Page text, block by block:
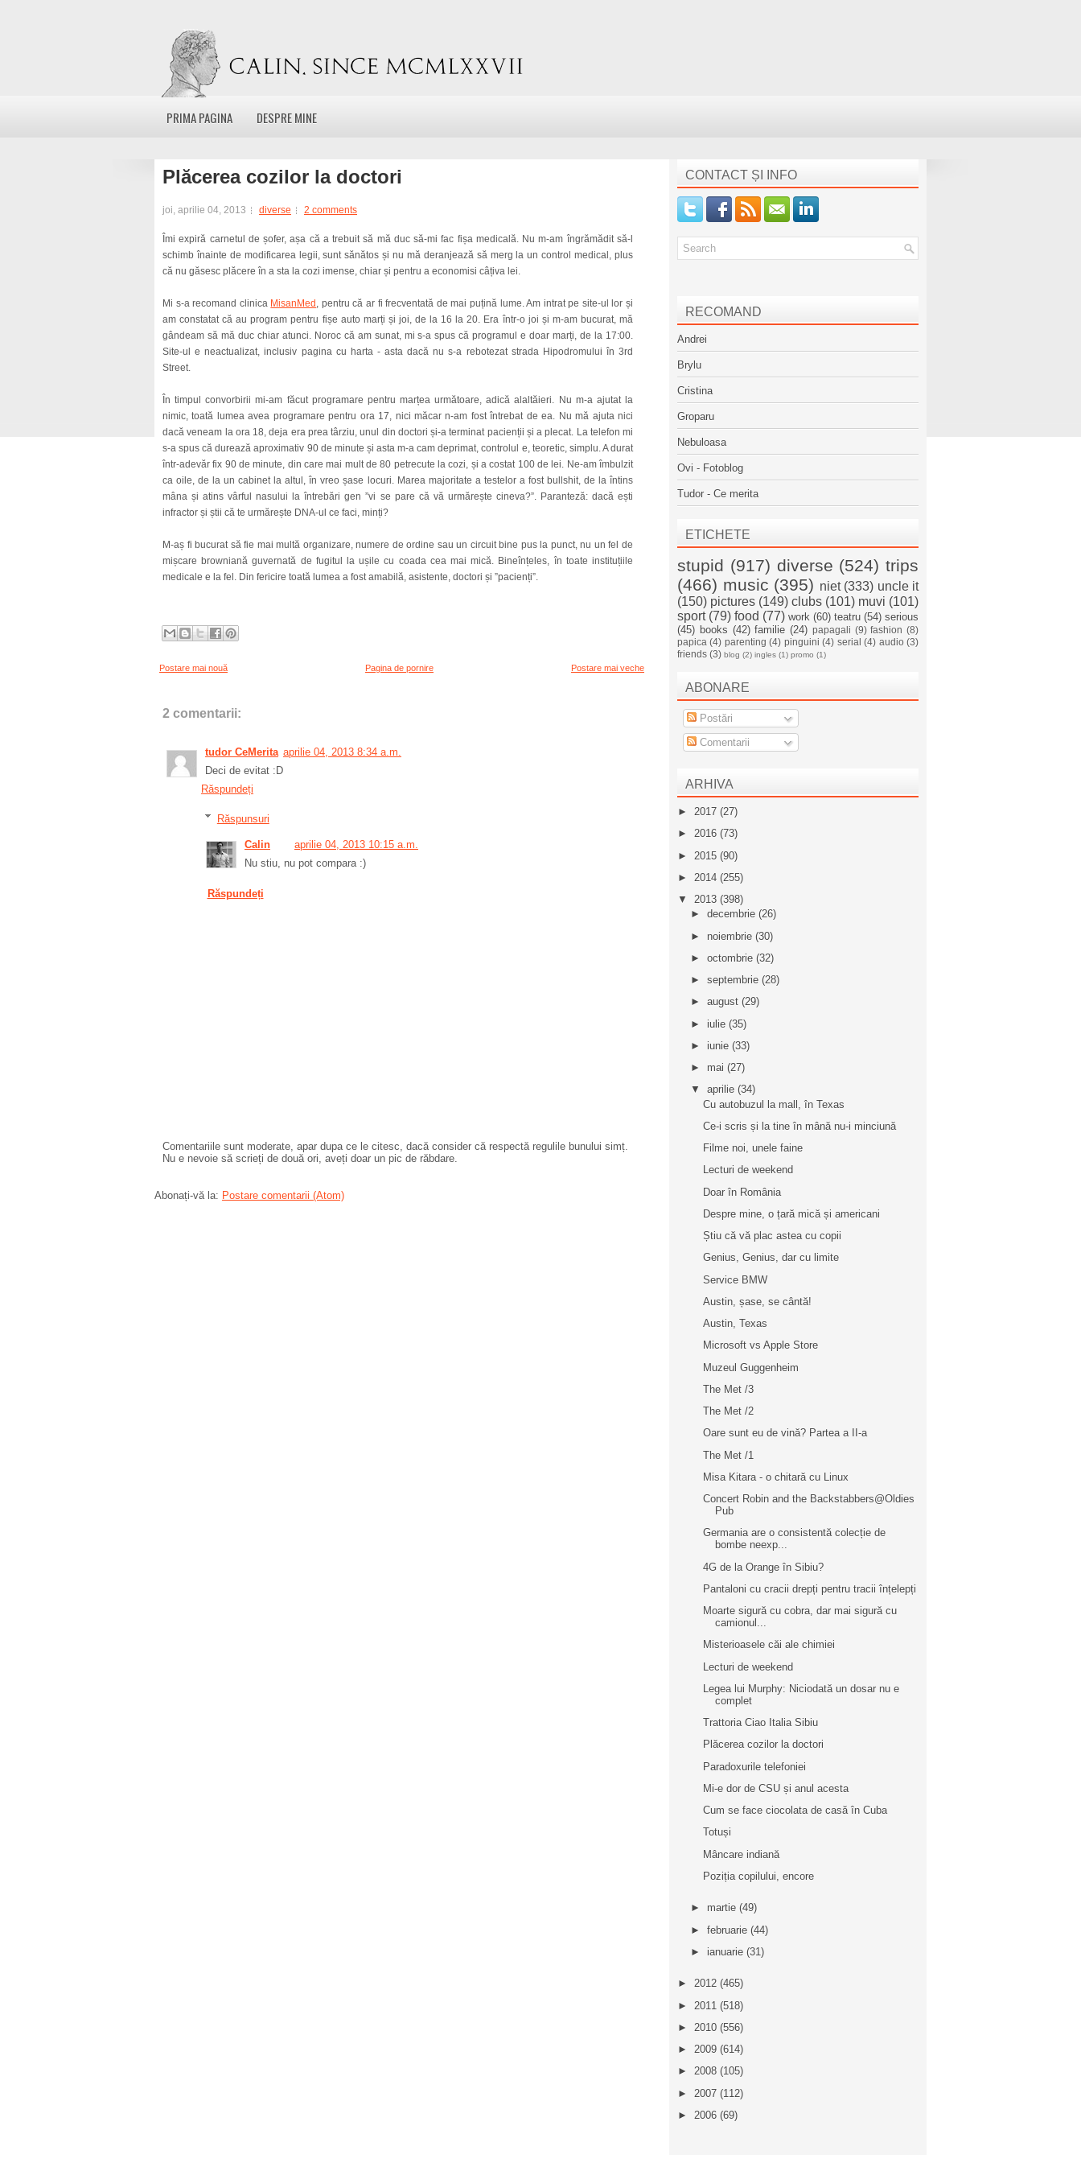
PRIMA PAGINA DESPRE MINE
Plăcerea cozilor la doctori
joi, aprilie 04, 2013 diverse 2 comments
Îmi expiră carnetul de șofer, așa că a trebuit să mă duc să-mi fac fișa medicală. Nu m-am îngrămădit să-l
schimb înainte de modificarea legii, sunt sănătos și nu mă deranjează să merg la un control medical, plus
că nu găsesc plăcere în a sta la cozi imense, chiar și pentru a economisi câțiva lei.
Mi s-a recomand clinica MisanMed , pentru că ar fi frecventată de mai puțină lume. Am intrat pe site-ul lor și
am constatat că au program pentru fișe auto marți și joi, de la 16 la 20. Era într-o joi și m-am bucurat, mă
gândeam să mă duc chiar atunci. Noroc că am sunat, mi s-a spus că programul e doar marți, de la 17:00.
Site-ul e neactualizat, inclusiv pagina cu harta - asta dacă nu s-a rebotezat strada Hipodromului în 3rd
Street.
În timpul convorbirii mi-am făcut programare pentru marțea următoare, adică alaltăieri. Nu m-a ajutat la
nimic, toată lumea avea programare pentru ora 17, nici măcar n-am fost întrebat de ea. Nu mă ajuta nici
dacă veneam la ora 18, deja era prea târziu, unul din doctori și-a terminat pacienții și a plecat. La telefon mi
s-a spus că durează aproximativ 90 de minute și asta m-a cam deprimat, controlul e, teoretic, simplu. A durat
într-adevăr fix 90 de minute, din care mai mult de 80 petrecute la cozi, și a costat 100 de lei. Ne-am îmbulzit
ca oile, de la un cabinet la altul, în vreo șase locuri. Marea majoritate a testelor a fost bullshit, de la întins
mâna și atins vârful nasului la întrebări gen ”vi se pare că vă urmărește cineva?”. Paranteză: dacă ești
infractor și știi că te urmărește DNA-ul ce faci, minți?
M-aș fi bucurat să fie mai multă organizare, numere de ordine sau un circuit bine pus la punct, nu un fel de
mișcare browniană guvernată de fugitul la ușile cu coada cea mai mică. Bineînțeles, în toate instituțiile
medicale e la fel. Din fericire toată lumea a fost amabilă, asistente, doctori și ”pacienți”.
Postare mai nouă Postare mai veche
Pagina de pornire
2 comentarii:
tudor CeMerita aprilie 04, 2013 8:34 a.m.
Deci de evitat :D
Răspundeți
Răspunsuri
Calin
aprilie 04, 2013 10:15 a.m.
Nu stiu, nu pot compara :)
Răspundeți
Comentariile sunt moderate, apar dupa ce le citesc, dacă consider că respectă regulile bunului simț.
Nu e nevoie să scrieți de două ori, aveți doar un pic de răbdare.
Abonați-vă la: Postare comentarii (Atom)
CONTACT ȘI INFO
RECOMAND
Andrei
Brylu
Cristina
Groparu
Nebuloasa
Ovi - Fotoblog
Tudor - Ce merita
ETICHETE
stupid (917) diverse (524) trips
(466) music (395) niet (333) uncle it
(150) pictures (149) clubs (101) muvi (101)
sport (79) food (77) work (60) teatru (54) serious
(45) books (42) familie (24) papagali (9) fashion (8)
papica (4) parenting (4) pinguini (4) serial (4) audio (3)
friends (3) blog (2) ingles (1) promo (1)
ABONARE
Postări
Comentarii
ARHIVA
► 2017 (27)
► 2016 (73)
► 2015 (90)
► 2014 (255)
▼ 2013 (398)
► decembrie (26)
► noiembrie (30)
► octombrie (32)
► septembrie (28)
► august (29)
► iulie (35)
► iunie (33)
► mai (27)
▼ aprilie (34)
Cu autobuzul la mall, în Texas
Ce-i scris și la tine în mână nu-i minciună
Filme noi, unele faine
Lecturi de weekend
Doar în România
Despre mine, o țară mică și americani
Știu că vă plac astea cu copii
Genius, Genius, dar cu limite
Service BMW
Austin, șase, se cântă!
Austin, Texas
Microsoft vs Apple Store
Muzeul Guggenheim
The Met /3
The Met /2
Oare sunt eu de vină? Partea a II-a
The Met /1
Misa Kitara - o chitară cu Linux
Concert Robin and the Backstabbers@Oldies
Pub
Germania are o consistentă colecție de
bombe neexp...
4G de la Orange în Sibiu?
Pantaloni cu cracii drepți pentru tracii înțelepți
Moarte sigură cu cobra, dar mai sigură cu
camionul...
Misterioasele căi ale chimiei
Lecturi de weekend
Legea lui Murphy: Niciodată un dosar nu e
complet
Trattoria Ciao Italia Sibiu
Plăcerea cozilor la doctori
Paradoxurile telefoniei
Mi-e dor de CSU și anul acesta
Cum se face ciocolata de casă în Cuba
Totuși
Mâncare indiană
Poziția copilului, encore
► martie (49)
► februarie (44)
► ianuarie (31)
► 2012 (465)
► 2011 (518)
► 2010 (556)
► 2009 (614)
► 2008 (105)
► 2007 (112)
► 2006 (69)